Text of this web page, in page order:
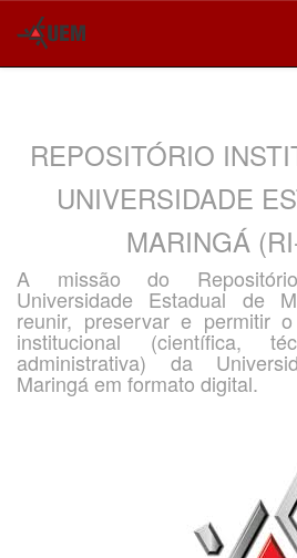
REPOSITÓRIO
UNIVERSIDADE
MARINGÁ
A missão do
Universidade Estadual de
reunir, preservar e permitir
institucional (científica,
administrativa) da
Maringá em formato digital.